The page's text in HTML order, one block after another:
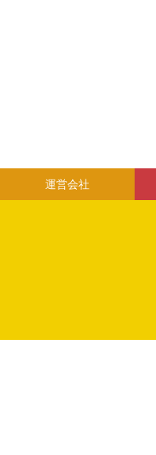
運営会社